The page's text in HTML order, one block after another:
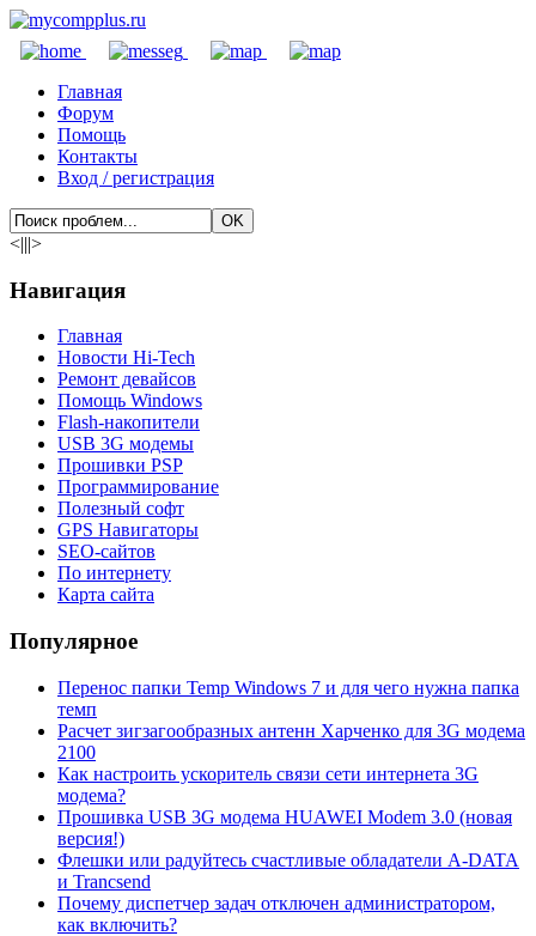
Главная
Форум
Помощь
Контакты
Вход / регистрация
<|||>
Навигация
Главная
Новости Hi-Tech
Ремонт девайсов
Помощь Windows
Flash-накопители
USB 3G модемы
Прошивки PSP
Программирование
Полезный софт
GPS Навигаторы
SEO-сайтов
По интернету
Карта сайта
Популярное
Перенос папки Temp Windows 7 и для чего нужна папка
темп
Расчет зигзагообразных антенн Харченко для 3G модема
2100
Как настроить ускоритель связи сети интернета 3G
модема?
Прошивка USB 3G модема HUAWEI Modem 3.0 (новая
версия!)
Флешки или радуйтесь счастливые обладатели A-DATA
и Trancsend
Почему диспетчер задач отключен администратором,
как включить?